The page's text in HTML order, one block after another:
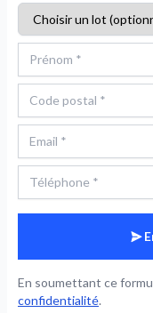
En soumettant ce
confidentialité.